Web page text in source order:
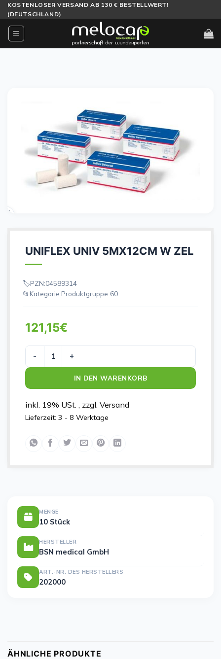
Zum
Inhalt
springen
KOSTENLOSER VERSAND AB 130 € BESTELLWERT!
(DEUTSCHLAND)
UNIFLEX UNIV 5MX12CM W ZEL
PZN:04589314
Kategorie:Produktgruppe 60
121,15€
UNIFLEX UNIV 5MX12CM W ZEL Menge
IN DEN WARENKORB
inkl. 19% USt. , zzgl. Versand
Lieferzeit: 3 - 8 Werktage
MENGE
10 Stück
HERSTELLER
BSN medical GmbH
ART.-NR. DES HERSTELLERS
202000
ÄHNLICHE PRODUKTE